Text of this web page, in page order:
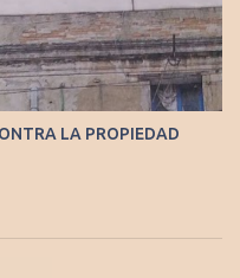
LA PROPIEDAD